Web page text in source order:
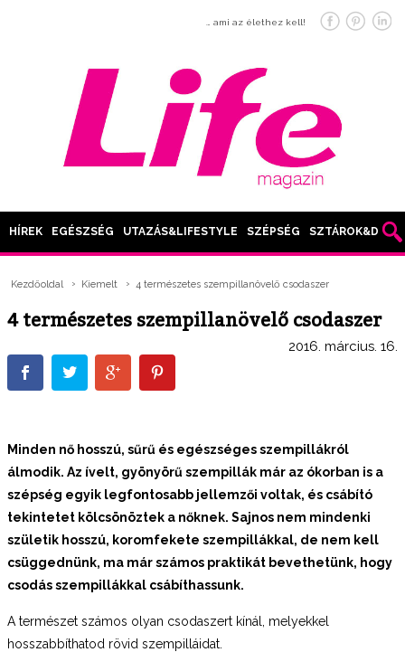
… ami az élethez kell!
HÍREK EGÉSZSÉG UTAZÁS&LIFESTYLE SZÉPSÉG SZTÁROK&DIVAT
Kezdőoldal Kiemelt 4 természetes szempillanövelő csodaszer
4 természetes szempillanövelő csodaszer
2016. március. 16.
Minden nő hosszú, sűrű és egészséges szempillákról
álmodik. Az ívelt, gyönyörű szempillák már az ókorban is a
szépség egyik legfontosabb jellemzői voltak, és csábító
tekintetet kölcsönöztek a nőknek. Sajnos nem mindenki
születik hosszú, koromfekete szempillákkal, de nem kell
csüggednünk, ma már számos praktikát bevethetünk, hogy
csodás szempillákkal csábíthassunk.
A természet számos olyan csodaszert kínál, melyekkel
hosszabbíthatod rövid szempilláidat.